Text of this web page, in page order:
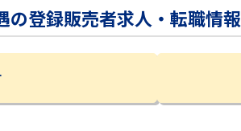
の登録販売者求人・転職情報